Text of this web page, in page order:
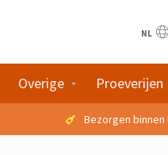
NL
Overige Proeverijen
Bezorgen binnen